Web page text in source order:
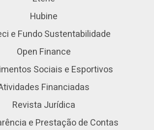
Hubine
e Fundo Sustentabilidade
Open Finance
Sociais e Esportivos
Financiadas
Revista Jurídica
e Prestação de Contas